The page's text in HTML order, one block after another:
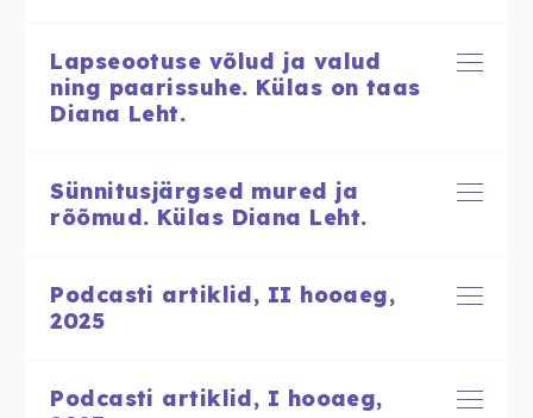
Lapseootuse võlud ja valud
ning paarissuhe. Külas on taas
Diana Leht.
Sünnitusjärgsed mured ja
rõõmud. Külas Diana Leht.
Podcasti artiklid, II hooaeg,
2025
Podcasti artiklid, I hooaeg,